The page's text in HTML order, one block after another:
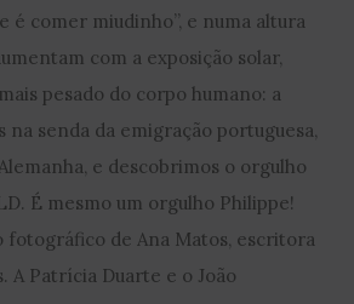
é comer miudinho”, e numa altura
com a exposição solar,
pesado do corpo humano: a
na senda da emigração portuguesa,
e descobrimos o orgulho
É mesmo um orgulho Philippe!
fotográfico de Ana Matos, escritora
A Patrícia Duarte e o João